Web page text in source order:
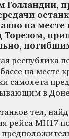
Голландии,
на месте
Торезом,
республика
на месте
самолета
в
тел,
рейса МН17